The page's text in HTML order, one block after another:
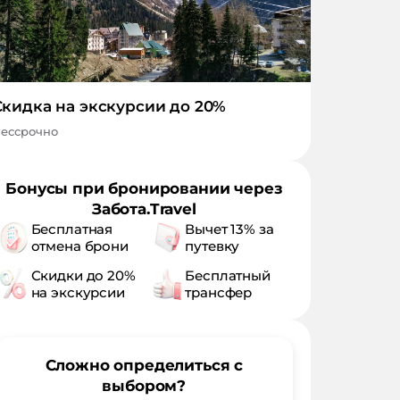
на экскурсии до 20%
Бонусы при бронировании через
Забота.Travel
Бесплатная
отмена брони
Вычет 13% за
путевку
Скидки до 20%
на экскурсии
Бесплатный
трансфер
Сложно определиться с
выбором?